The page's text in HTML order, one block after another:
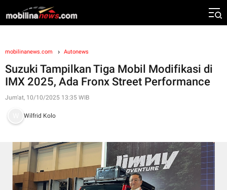
mobilinanews.com Autonews
Suzuki Tampilkan Tiga Mobil Modifikasi di
IMX 2025, Ada Fronx Street Performance
Jum'at, 10/10/2025 13:35 WIB
Wilfrid Kolo